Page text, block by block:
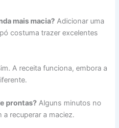
mais macia? Adicionar uma
costuma trazer excelentes
A receita funciona, embora a
prontas? Alguns minutos no
recuperar a maciez.